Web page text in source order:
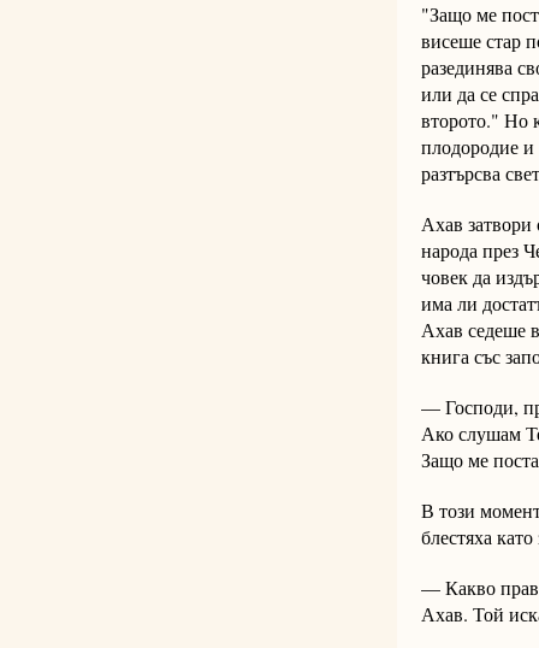
"Защо ме
висеше стар
разединява
или да се
второто." Но
плодородие и
разтърсва
Ахав
народа през
човек да
има ли
Ахав седеше
книга със
— Господи,
Ако слушам
Защо ме
В този
блестяха
— Какво
Ахав. Той